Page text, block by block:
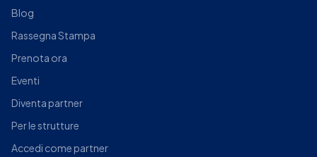
Blog
Rassegna Stampa
Prenota ora
Eventi
Diventa partner
Per le strutture
Accedi come partner